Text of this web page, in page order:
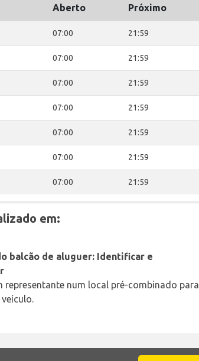
Aberto Próximo
07:00 21:59
07:00 21:59
07:00 21:59
07:00 21:59
07:00 21:59
07:00 21:59
07:00 21:59
em:
balcão de aluguer: Identificar e
representante num local pré-combinado para